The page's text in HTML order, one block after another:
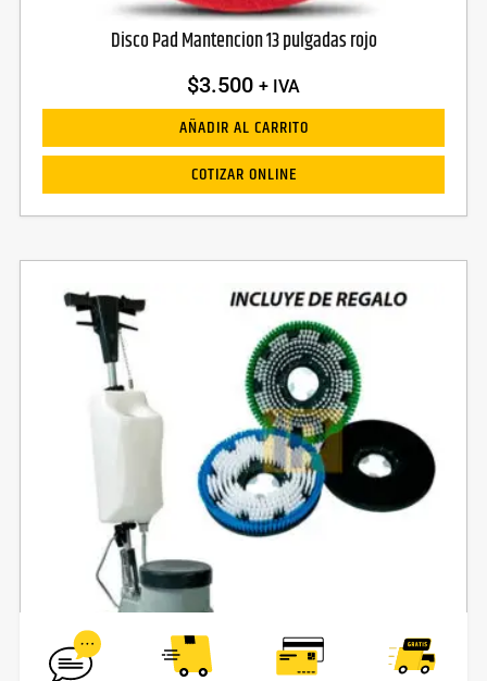
Disco Pad Mantencion 13 pulgadas rojo
$3.500 + IVA
AÑADIR AL CARRITO
COTIZAR ONLINE